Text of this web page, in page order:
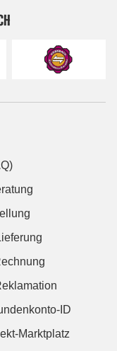
ID
Marktplatz